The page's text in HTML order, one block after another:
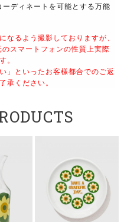
ディネートを可能とする万能
なるよう撮影しておりますが、
スマートフォンの性質上実際
。
」といったお客様都合でのご返
承ください。